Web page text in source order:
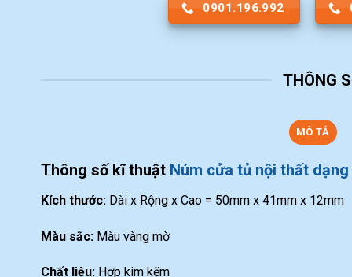
0901.196.992
THÔNG
MÔ TẢ
Thông số kĩ thuật Núm cửa tủ nội thất
Kích thước: Dài x Rộng x Cao = 50mm x 41mm x 12mm
Màu sắc: Màu vàng mờ
Chất liệu: Hợp kim kẽm